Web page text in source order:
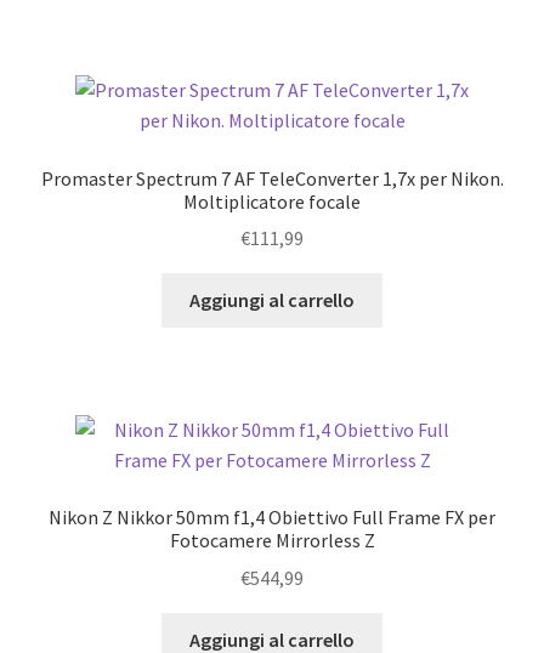
Promaster Spectrum 7 AF TeleConverter 1,7x per Nikon.
Moltiplicatore focale
€111,99
Aggiungi al carrello
Nikon Z Nikkor 50mm f1,4 Obiettivo Full Frame FX per
Fotocamere Mirrorless Z
€544,99
Aggiungi al carrello